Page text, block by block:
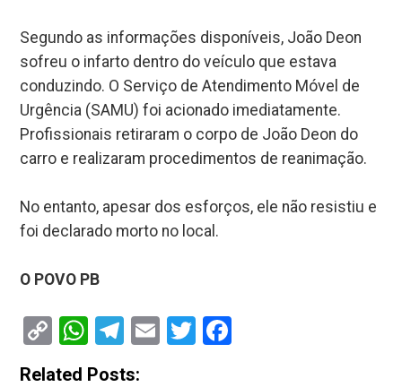
Segundo as informações disponíveis, João Deon
sofreu o infarto dentro do veículo que estava
conduzindo. O Serviço de Atendimento Móvel de
Urgência (SAMU) foi acionado imediatamente.
Profissionais retiraram o corpo de João Deon do
carro e realizaram procedimentos de reanimação.
No entanto, apesar dos esforços, ele não resistiu e
foi declarado morto no local.
O POVO PB
Copy
Link
WhatsApp
Telegram
EmailTwitter
Related Posts: